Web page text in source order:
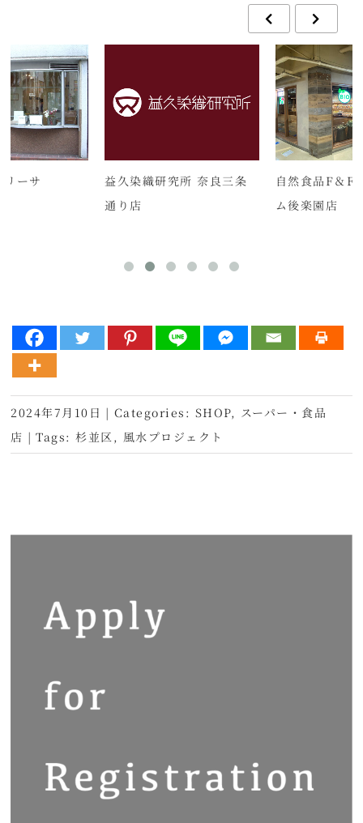
ーサ
益久染織研究所 奈良三条
通り店
自然食品F＆F
ム後楽園店
2024年7月10日 | Categories: SHOP, スーパー・食品
店 | Tags:杉並区 , 風水プロジェクト